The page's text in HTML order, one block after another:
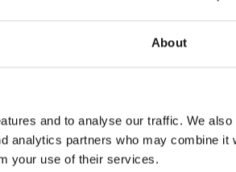
About
and to analyse our traffic. We also
analytics partners who may combine it
your use of their services.